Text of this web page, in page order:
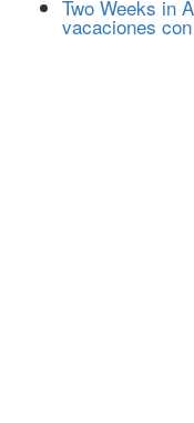
Two Weeks in
vacaciones